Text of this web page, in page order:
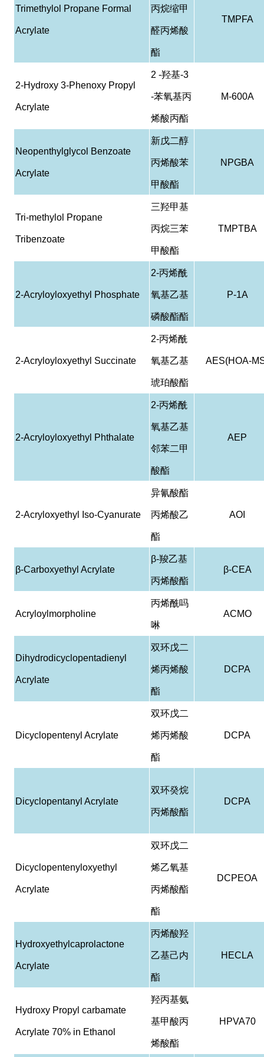
Trimethylol Propane Formal
Acrylate
丙烷缩甲
醛丙烯酸
酯
TMPFA
2-Hydroxy 3-Phenoxy Propyl
Acrylate
2 -羟基-3
-苯氧基丙
烯酸丙酯
M-600A
Neopenthylglycol Benzoate
Acrylate
新戊二醇
丙烯酸苯
甲酸酯
NPGBA
Tri-methylol Propane
Tribenzoate
三羟甲基
丙烷三苯
甲酸酯
TMPTBA
2-Acryloyloxyethyl Phosphate
2-丙烯酰
氧基乙基
磷酸酯酯
P-1A
2-Acryloyloxyethyl Succinate
2-丙烯酰
氧基乙基
琥珀酸酯
AES(HOA-
2-Acryloyloxyethyl Phthalate
2-丙烯酰
氧基乙基
邻苯二甲
酸酯
AEP
2-Acryloxyethyl Iso-Cyanurate
异氰酸酯
丙烯酸乙
酯
AOI
β-Carboxyethyl Acrylate
β-羧乙基
丙烯酸酯
β-CEA
Acryloylmorpholine
丙烯酰吗
啉
ACMO
Dihydrodicyclopentadienyl
Acrylate
双环戊二
烯丙烯酸
酯
DCPA
Dicyclopentenyl Acrylate
双环戊二
烯丙烯酸
酯
DCPA
Dicyclopentanyl Acrylate
双环癸烷
丙烯酸酯
DCPA
Dicyclopentenyloxyethyl
Acrylate
双环戊二
烯乙氧基
丙烯酸酯
酯
DCPEOA
Hydroxyethylcaprolactone
Acrylate
丙烯酸羟
乙基己内
酯
HECLA
Hydroxy Propyl carbamate
Acrylate 70% in Ethanol
羟丙基氨
基甲酸丙
烯酸酯
HPVA70